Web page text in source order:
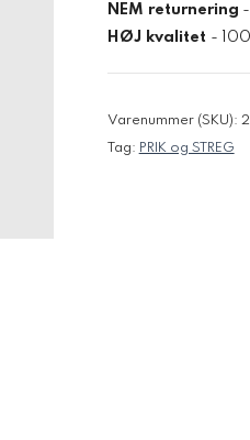
NEM returnering
HØJ kvalitet -
Varenummer (SKU):
Tag: PRIK og STREG